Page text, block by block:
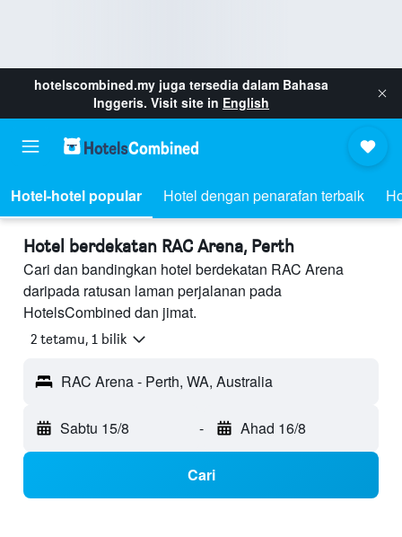
hotelscombined.my juga tersedia dalam Bahasa
Inggeris. Visit site in English
Hotel-hotel popular Hotel dengan penarafan terbaik
Hotel berdekatan RAC Arena, Perth
Cari dan bandingkan hotel berdekatan RAC Arena
daripada ratusan laman perjalanan pada
HotelsCombined dan jimat.
2 tetamu, 1 bilik
RAC Arena - Perth, WA, Australia
Sabtu 15/8 - Ahad 16/8
Cari